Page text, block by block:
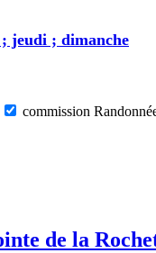
jeudi ; dimanche
commission
de la